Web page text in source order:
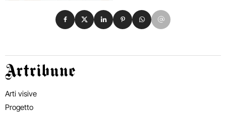
Condividi su Facebook
Condividi su X
Condividi su LinkedIn
Condividi su Pinterest
Condividi su WhatsApp
Condividi su Email
Artribune
Arti visive
Progetto